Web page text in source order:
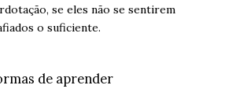
se eles não se sentirem
o suficiente.
de aprender